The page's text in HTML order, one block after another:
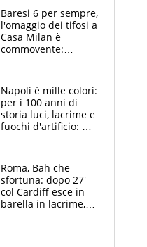
circondati
dall'affetto dei tifosi
Baresi 6 per sempre,
l'omaggio dei tifosi a
Casa Milan è
commovente:
bigliettini
Napoli è mille colori:
per i 100 anni di
storia luci, lacrime e
fuochi d'artificio: De
Roma, Bah che
sfortuna: dopo 27'
col Cardiff esce in
barella in lacrime,